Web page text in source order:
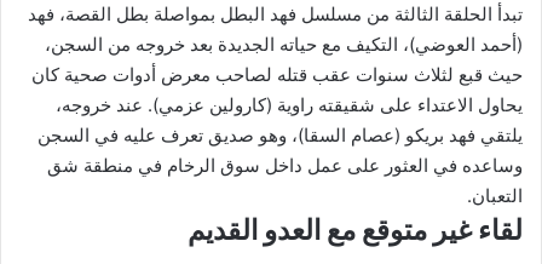
تبدأ الحلقة الثالثة من مسلسل فهد البطل بمواصلة بطل القصة، فهد
(أحمد العوضي)، التكيف مع حياته الجديدة بعد خروجه من السجن،
حيث قبع لثلاث سنوات عقب قتله لصاحب معرض أدوات صحية كان
يحاول الاعتداء على شقيقته راوية (كارولين عزمي). عند خروجه،
يلتقي فهد بريكو (عصام السقا)، وهو صديق تعرف عليه في السجن
وساعده في العثور على عمل داخل سوق الرخام في منطقة شق
التعبان.
لقاء غير متوقع مع العدو القديم